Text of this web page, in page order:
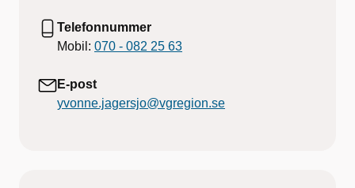
Telefonnummer
Mobil: 070 - 082 25 63
E-post
yvonne.jagersjo@vgregion.se